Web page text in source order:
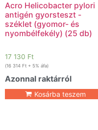
Acro Helicobacter pylori
antigén gyorsteszt -
széklet (gyomor- és
nyombélfekély) (25 db)
17 130 Ft
(16 314 Ft + 5% áfa)
Azonnal raktárról
Kosárba teszem